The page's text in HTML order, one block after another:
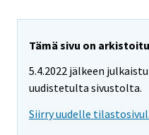
Tämä sivu on
5.4.2022 jälkeen
uudistetulta sivustolta.
Siirry uudelle